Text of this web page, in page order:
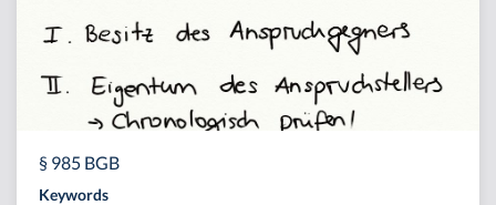
§ 985 BGB
Keywords